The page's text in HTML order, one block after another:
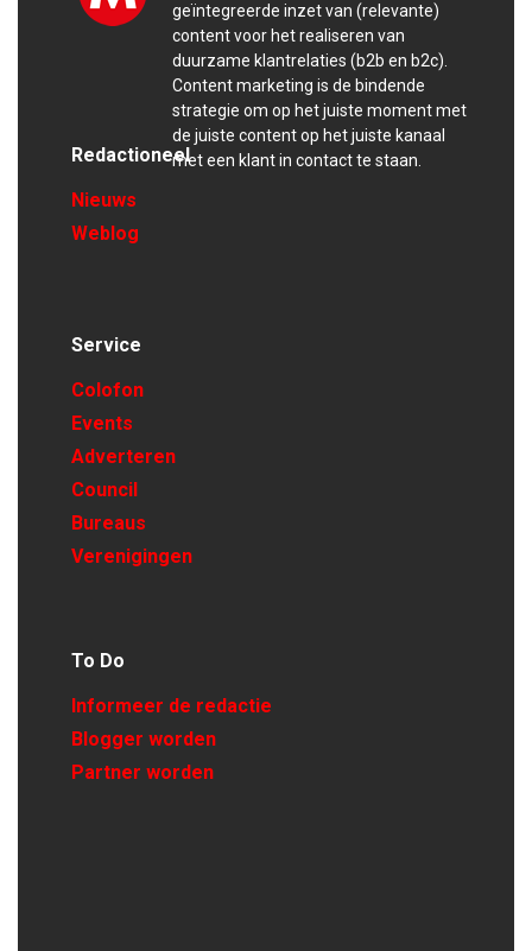
geïntegreerde inzet van (relevante)
content voor het realiseren van
duurzame klantrelaties (b2b en b2c).
Content marketing is de bindende
strategie om op het juiste moment met
de juiste content op het juiste kanaal
met een klant in contact te staan.
Redactioneel
Nieuws
Weblog
Service
Colofon
Events
Adverteren
Council
Bureaus
Verenigingen
To Do
Informeer de redactie
Blogger worden
Partner worden